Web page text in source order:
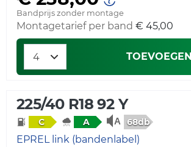
Bandprijs zonder montage
Montagetarief per band € 45,00
TOEVOEGEN
225/40 R18 92 Y
C A 68db
EPREL link (bandenlabel)